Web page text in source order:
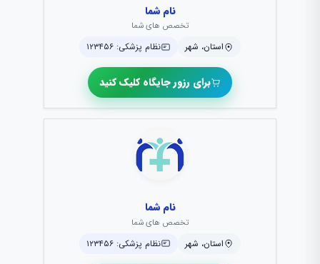
نام شما
تخصص های شما
استان، شهر نظام پزشکی: ۱۲۳۴۵۶
برای رزور جایگاه کلیک کنید
نام شما
تخصص های شما
استان، شهر نظام پزشکی: ۱۲۳۴۵۶